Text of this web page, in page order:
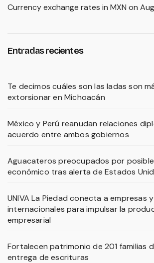
Currency exchange rates in MXN on
Entradas recientes
Te decimos cuáles son las ladas son
extorsionar en Michoacán
México y Perú reanudan relaciones
acuerdo entre ambos gobiernos
Aguacateros preocupados por
económico tras alerta de Estados
UNIVA La Piedad conecta a empresas
internacionales para impulsar la
empresarial
Fortalecen patrimonio de 201 familias
entrega de escrituras